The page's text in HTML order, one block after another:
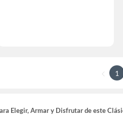
1
Elegir, Armar y Disfrutar de este